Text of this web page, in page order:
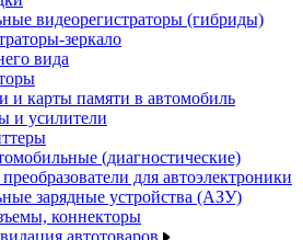
видеорегистраторы (гибриды)
зеркало
вида
и карты памяти в автомобиль
и усилители
(диагностические)
для автоэлектроники
зарядные устройства (АЗУ)
коннекторы
автотоваров